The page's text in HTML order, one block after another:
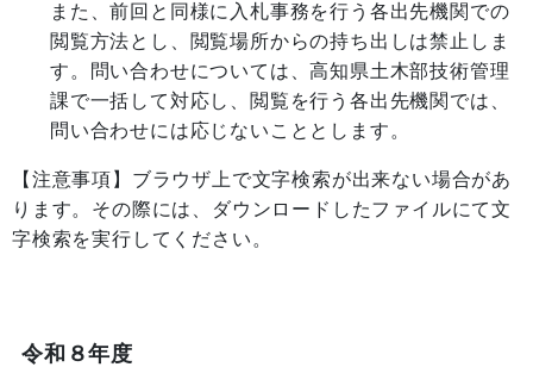
また、前回と同様に入札事務を行う各出先機関での
閲覧方法とし、閲覧場所からの持ち出しは禁止しま
す。問い合わせについては、高知県土木部技術管理
課で一括して対応し、閲覧を行う各出先機関では、
問い合わせには応じないこととします。
【注意事項】ブラウザ上で文字検索が出来ない場合があ
ります。その際には、ダウンロードしたファイルにて文
字検索を実行してください。
令和８年度